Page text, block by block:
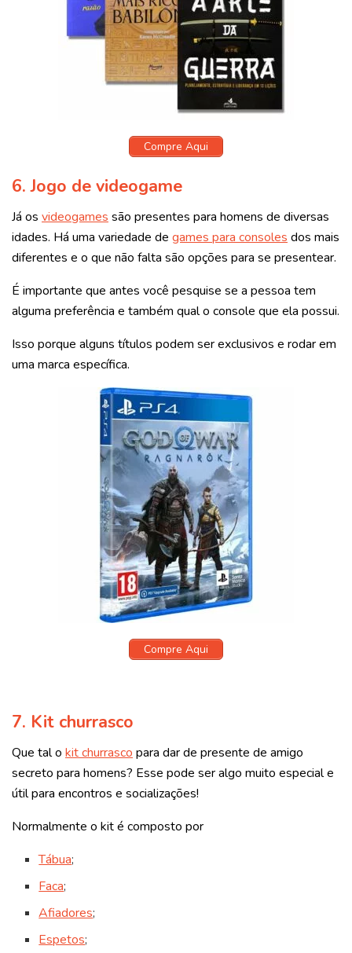
Compre Aqui
6. Jogo de videogame
Já os videogames são presentes para homens de diversas
idades. Há uma variedade de games para consoles dos mais
diferentes e o que não falta são opções para se presentear.
É importante que antes você pesquise se a pessoa tem
alguma preferência e também qual o console que ela possui.
Isso porque alguns títulos podem ser exclusivos e rodar em
uma marca específica.
Compre Aqui
7. Kit churrasco
Que tal o kit churrasco para dar de presente de amigo
secreto para homens? Esse pode ser algo muito especial e
útil para encontros e socializações!
Normalmente o kit é composto por
Tábua;
Faca;
Afiadores;
Espetos;